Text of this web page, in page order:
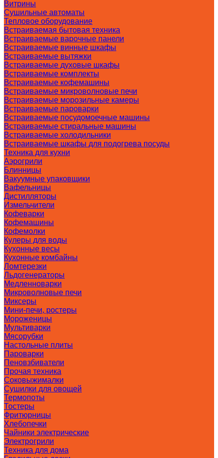
Витрины
Сушильные автоматы
Тепловое оборудование
Встраиваемая бытовая техника
Встраиваемые варочные панели
Встраиваемые винные шкафы
Встраиваемые вытяжки
Встраиваемые духовые шкафы
Встраиваемые комплекты
Встраиваемые кофемашины
Встраиваемые микроволновые печи
Встраиваемые морозильные камеры
Встраиваемые пароварки
Встраиваемые посудомоечные машины
Встраиваемые стиральные машины
Встраиваемые холодильники
Встраиваемые шкафы для подогрева посуды
Техника для кухни
Аэрогрили
Блинницы
Вакуумные упаковщики
Вафельницы
Дистилляторы
Измельчители
Кофеварки
Кофемашины
Кофемолки
Кулеры для воды
Кухонные весы
Кухонные комбайны
Ломтерезки
Льдогенераторы
Медленноварки
Микроволновые печи
Миксеры
Мини-печи, ростеры
Мороженицы
Мультиварки
Мясорубки
Настольные плиты
Пароварки
Пеновзбиватели
Прочая техника
Соковыжималки
Сушилки для овощей
Термопоты
Тостеры
Фритюрницы
Хлебопечки
Чайники электрические
Электрогрили
Техника для дома